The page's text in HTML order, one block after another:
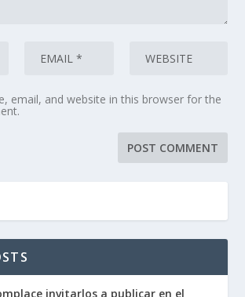
email, and website in this browser for the
invitarlos a publicar en el